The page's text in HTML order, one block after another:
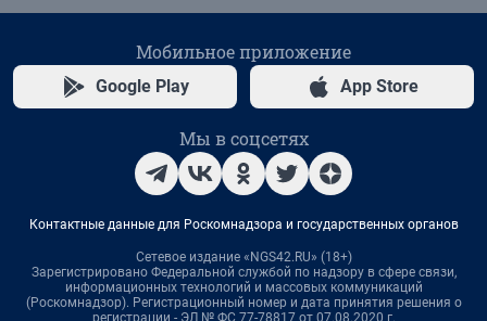
Мобильное приложение
Google Play App Store
Мы в соцсетях
Контактные данные для Роскомнадзора и государственных органов
Сетевое издание «NGS42.RU» (18+)
Зарегистрировано Федеральной службой по надзору в сфере связи,
информационных технологий и массовых коммуникаций
(Роскомнадзор). Регистрационный номер и дата принятия решения о
регистрации - ЭЛ № ФС 77-78817 от 07.08.2020 г.